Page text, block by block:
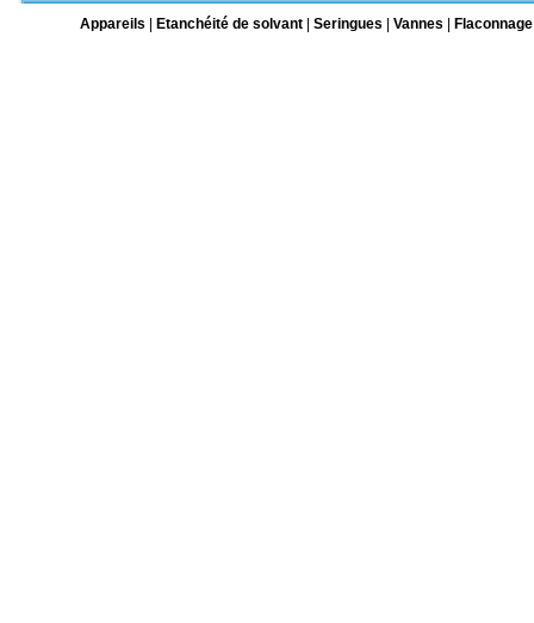
Appareils
Etanchéité de solvant Seringues Vannes Flaconnage